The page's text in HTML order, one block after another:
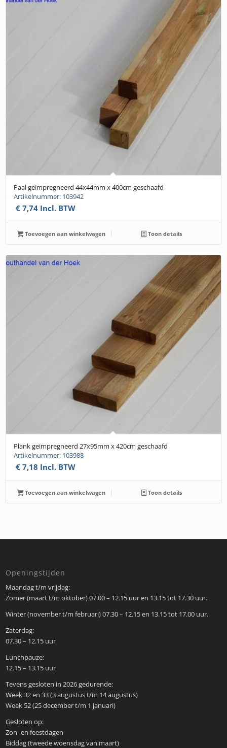
Paal geimpregneerd 44x44mm x 400cm geschaafd
Artikelnummer: 103942
€ 7,74 Incl. BTW
Toevoegen aan winkelwagen Toon details
Plank geimpregneerd 27x95mm x 420cm geschaafd
Artikelnummer: 103988
€ 7,18 Incl. BTW
Toevoegen aan winkelwagen Toon details
Openingstijden
Maandag t/m vrijdag:
Zomer (maart t/m oktober) 07.00 – 12.15 uur en 13.15 tot 17.30 uur.
Winter (november t/m februari) 07.30 – 12.15 en 13.15 tot 17.00 uur.
Zaterdag:
07.30 – 12.15 uur
Lunchpauze:
12.15 – 13.15 uur
Tevens gesloten in 2026 gedurende:
Week 32 en 33 (3 augustus t/m 14 augustus)
Week 52 (25 december t/m 1 januari)
Gesloten op:
Zon- en feestdagen
Biddag (tweede woensdag van maart)